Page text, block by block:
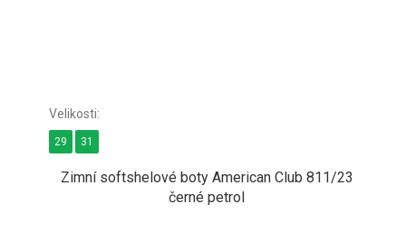
Zimní softshelové boty American Club 811/23
černé petrol
29 31